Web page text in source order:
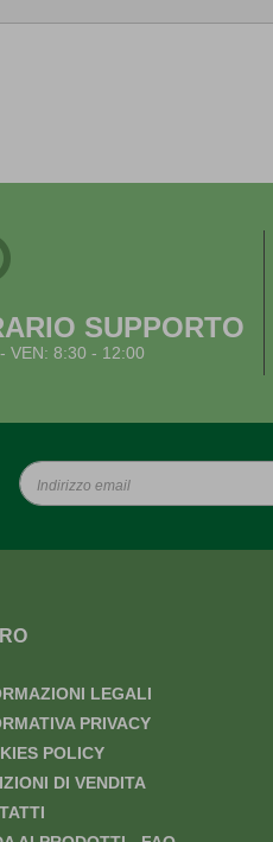
SUPPORTO
VEN: 8:30 - 12:00
LEGALI
PRIVACY
POLICY
DI VENDITA